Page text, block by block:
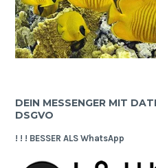
DEIN MESSENGER MIT
SGVO
! ! ! BESSER ALS WhatsApp